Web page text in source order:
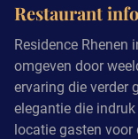
Restaurant info
Residence Rhenen
omgeven door
ervaring die verder
elegantie die
locatie gasten voor